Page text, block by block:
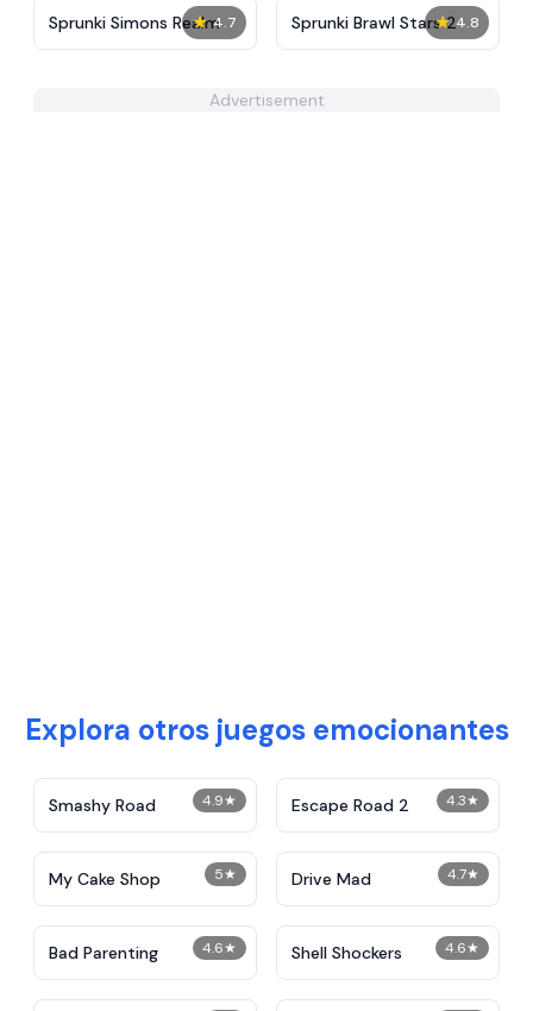
★ 4.7
Sprunki Simons Realm ★ 4.8
Sprunki Brawl Stars 2
Advertisement
Explora otros juegos emocionantes
4.9★
Smashy Road 4.3★
Escape Road 2
5★
My Cake Shop 4.7★
Drive Mad
4.6★
Bad Parenting 4.6★
Shell Shockers